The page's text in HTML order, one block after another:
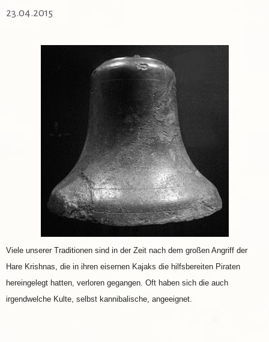
23.04.2015
Viele unserer Traditionen sind in der Zeit nach dem großen Angriff der
Hare Krishnas, die in ihren eisernen Kajaks die hilfsbereiten Piraten
hereingelegt hatten, verloren gegangen. Oft haben sich die auch
irgendwelche Kulte, selbst kannibalische, angeeignet.